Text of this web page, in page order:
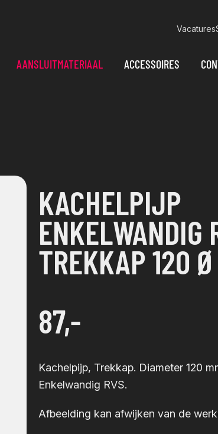
Vacatures
AANSLUITMATERIAAL ACCESSOIRES
KACHELPIJP
ENKELWANDIG
TREKKAP 120 Ø
87,-
Kachelpijp, Trekkap. Diameter 120
Enkelwandig RVS.
Afbeelding kan afwijken van de